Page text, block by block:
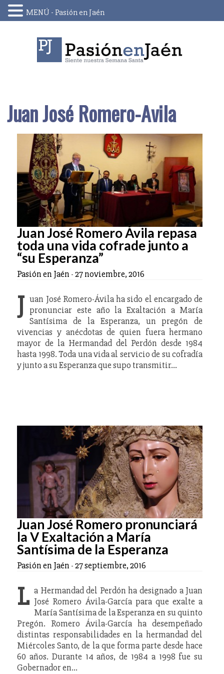
Juan José Romero-Ávila
Juan José Romero Ávila repasa
toda una vida cofrade junto a
“su Esperanza”
Pasión en Jaén -27 noviembre, 2016
J uan José Romero-Ávila ha sido el encargado de
pronunciar este año la Exaltación a María
Santísima de la Esperanza, un pregón de
vivencias y anécdotas de quien fuera hermano
mayor de la Hermandad del Perdón desde 1984
hasta 1998. Toda una vida al servicio de su cofradía
y junto a su Esperanza que supo transmitir…
Juan José Romero pronunciará
la V Exaltación a María
Santísima de la Esperanza
Pasión en Jaén -27 septiembre, 2016
L a Hermandad del Perdón ha designado a Juan
José Romero Ávila-García para que exalte a
María Santísima de la Esperanza en su quinto
Pregón. Romero Ávila-García ha desempeñado
distintas responsabilidades en la hermandad del
Miércoles Santo, de la que forma parte desde hace
60 años. Durante 14 años, de 1984 a 1998 fue su
Gobernador en…
MENÚ - Pasión en Jaén